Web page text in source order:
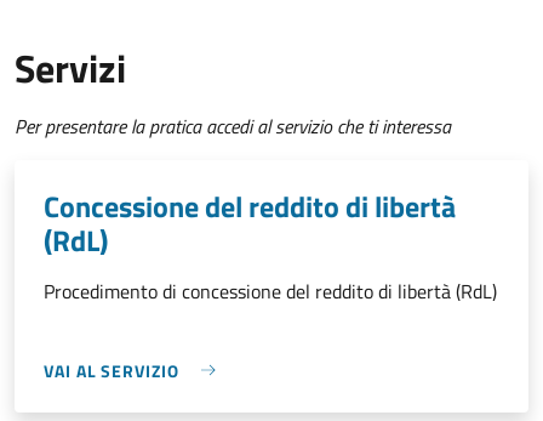
Servizi
Per presentare la pratica accedi al servizio che ti interessa
Concessione del reddito di libertà
(RdL)
Procedimento di concessione del reddito di libertà (RdL)
VAI AL SERVIZIO